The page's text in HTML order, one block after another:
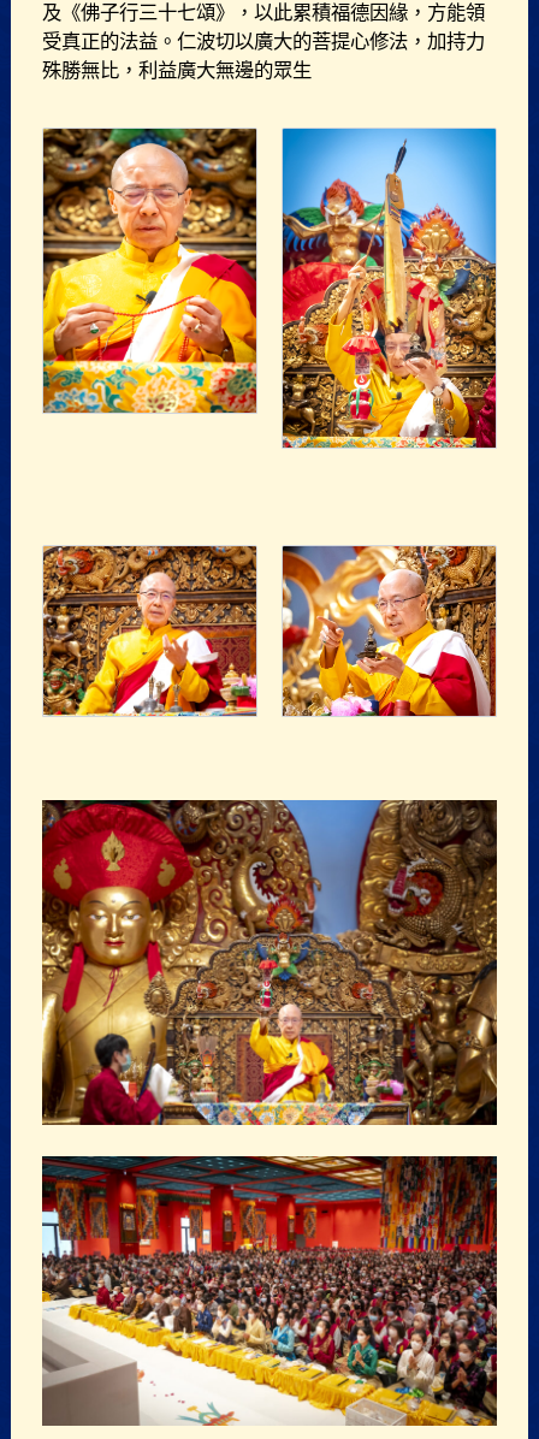
及《佛子行三十七頌》，以此累積福德因緣，方能領
受真正的法益。仁波切以廣大的菩提心修法，加持力
殊勝無比，利益廣大無邊的眾生